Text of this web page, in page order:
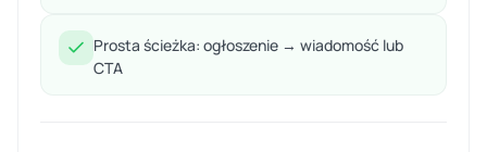
Prosta ścieżka: ogłoszenie → wiadomość lub
CTA